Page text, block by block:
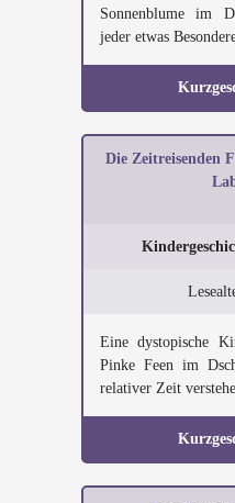
Sonnenblume im
jeder etwas
Die Zeitreisenden
Eine dystopische
Pinke Feen im
relativer Zeit